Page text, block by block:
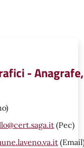
- Anagrafe,
(Pec)